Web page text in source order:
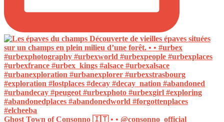
Ghost Town of Consonno 🇮🇹 • • @consonno_official